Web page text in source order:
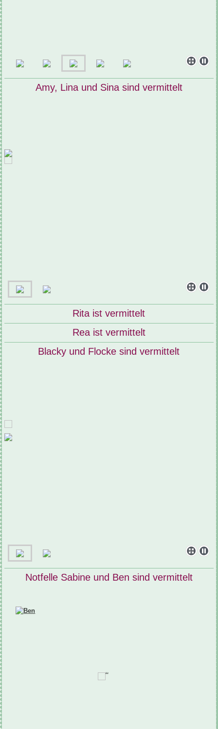
Amy, Lina und Sina sind vermittelt
Rita ist vermittelt
Rea ist vermittelt
Blacky und Flocke sind vermittelt
Notfelle Sabine und Ben sind vermittelt